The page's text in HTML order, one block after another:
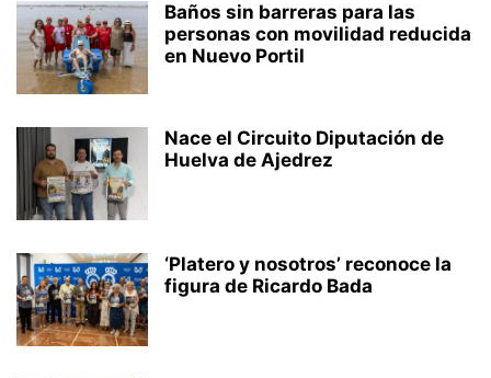
Baños sin barreras para las
personas con movilidad reducida
en Nuevo Portil
Nace el Circuito Diputación de
Huelva de Ajedrez
‘Platero y nosotros’ reconoce la
figura de Ricardo Bada